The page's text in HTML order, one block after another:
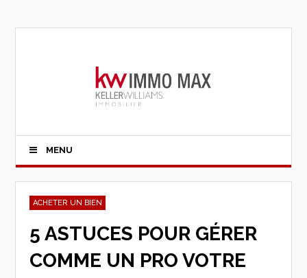
MENU
ACHETER UN BIEN
5 ASTUCES POUR GÉRER
COMME UN PRO VOTRE